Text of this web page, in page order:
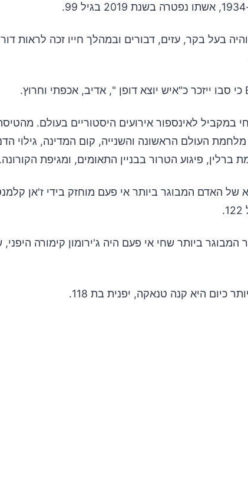
בעל בקר, עזים, דבורים ובמהלך חייו זכה לראות
במקביל לאינספור אירועים היסטוריים בעולם.
העולם הראשונה והשנייה, קום המדינה, גילוי
ברלין, פיגוע הטרור בבניין התאומים, ומגיפת הקורונה.
של האדם המבוגר ביותר אי פעם מוחזק בידי ז'אן
המבוגר ביותר שחי אי פעם היה ג'ירומון קימורה
כיום היא קנה טנאקה, יפנית בת 118.